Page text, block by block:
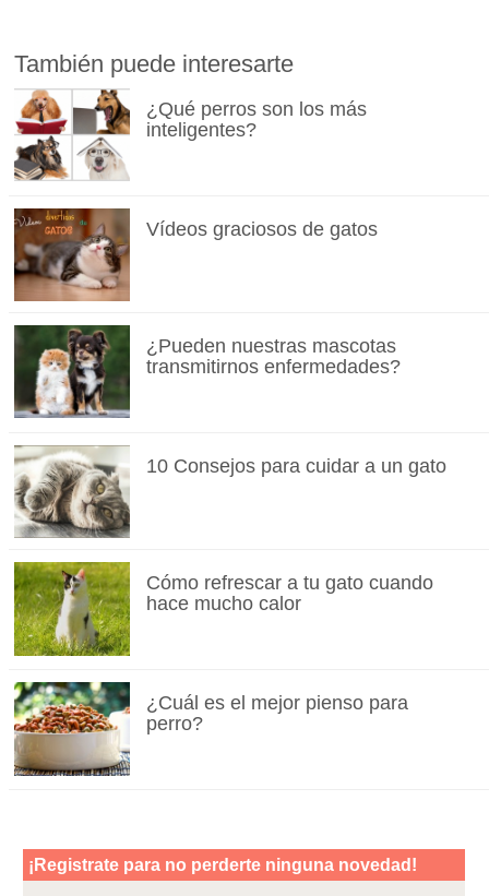
También puede interesarte
¿Qué perros son los más
inteligentes?
Vídeos graciosos de gatos
¿Pueden nuestras mascotas
transmitirnos enfermedades?
10 Consejos para cuidar a un gato
Cómo refrescar a tu gato cuando
hace mucho calor
¿Cuál es el mejor pienso para
perro?